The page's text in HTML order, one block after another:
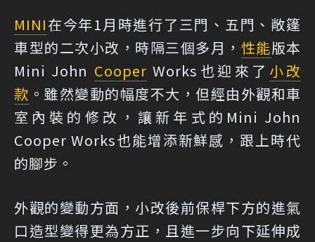
MINI在今年1月時進行了三門、五門、敞篷
車型的二次小改，時隔三個多月， 性能版本
Mini John Cooper Works也迎來了 小改
款 。雖然變動的幅度不大，但經由外觀和車
室內裝的修改，讓新年式的Mini John
Cooper Works也能增添新鮮感，跟上時代
的腳步。
外觀的變動方面，小改後前保桿下方的進氣
口造型變得更為方正，且進一步向下延伸成